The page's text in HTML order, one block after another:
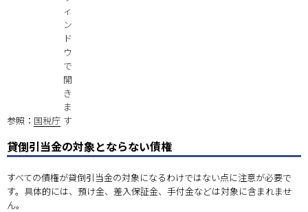
参照： 国税庁
貸倒引当金の対象とならない債権
すべての債権が貸倒引当金の対象になるわけではない点に注意が必要で
す。具体的には、預け金、差入保証金、手付金などは対象に含まれませ
ん。